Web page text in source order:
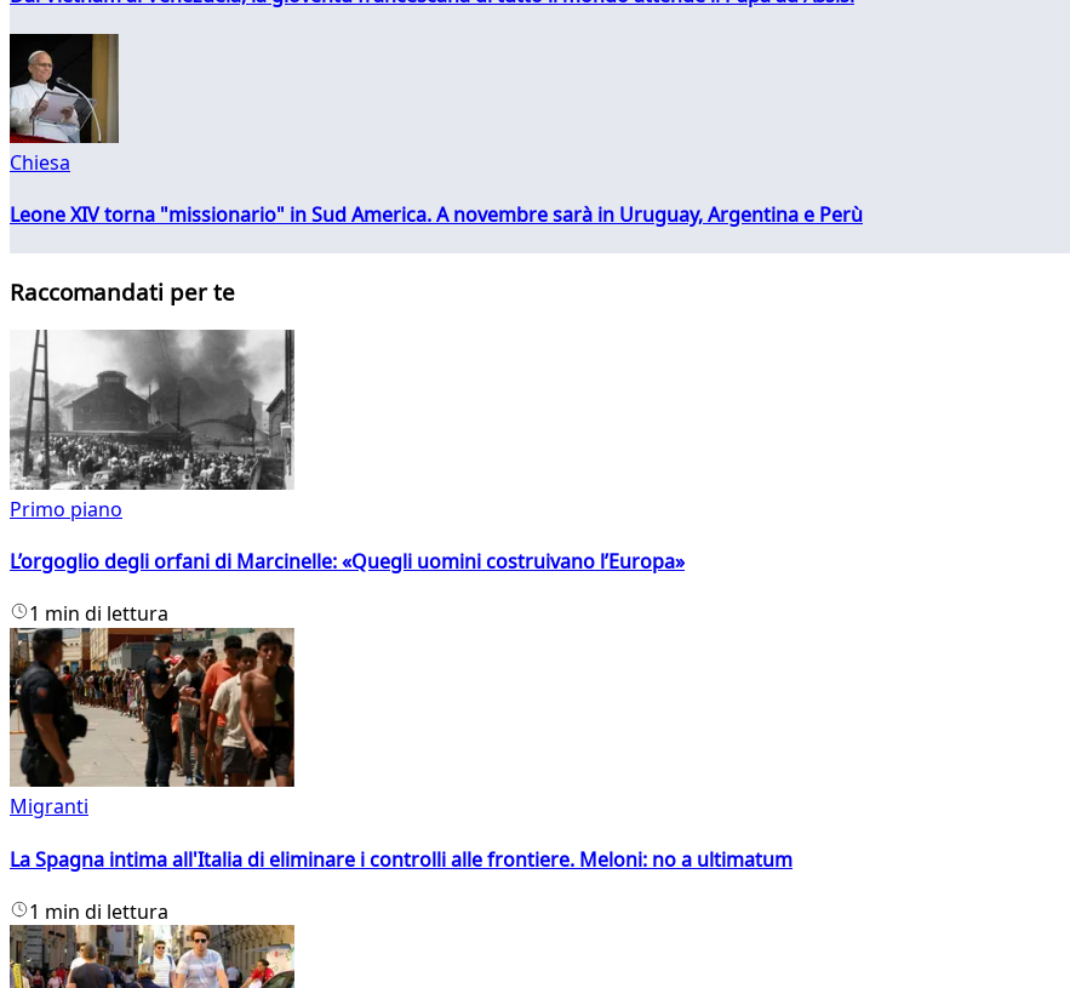
Chiesa
Leone XIV torna "missionario" in Sud America. A novembre sarà in Uruguay, Argentina e Perù
Raccomandati per te
Primo piano
L’orgoglio degli orfani di Marcinelle: «Quegli uomini costruivano l’Europa»
1 min di lettura
Migranti
La Spagna intima all'Italia di eliminare i controlli alle frontiere. Meloni: no a ultimatum
1 min di lettura